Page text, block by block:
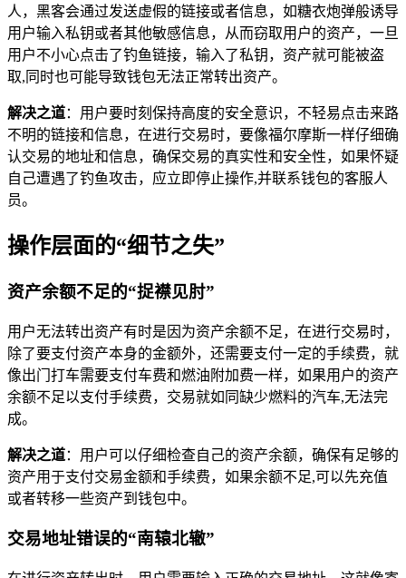
人，黑客会通过发送虚假的链接或者信息，如糖衣炮弹般诱导
用户输入私钥或者其他敏感信息，从而窃取用户的资产，一旦
用户不小心点击了钓鱼链接，输入了私钥，资产就可能被盗
取,同时也可能导致钱包无法正常转出资产。
解决之道：用户要时刻保持高度的安全意识，不轻易点击来路
不明的链接和信息，在进行交易时，要像福尔摩斯一样仔细确
认交易的地址和信息，确保交易的真实性和安全性，如果怀疑
自己遭遇了钓鱼攻击，应立即停止操作,并联系钱包的客服人
员。
操作层面的“细节之失”
资产余额不足的“捉襟见肘”
用户无法转出资产有时是因为资产余额不足，在进行交易时，
除了要支付资产本身的金额外，还需要支付一定的手续费，就
像出门打车需要支付车费和燃油附加费一样，如果用户的资产
余额不足以支付手续费，交易就如同缺少燃料的汽车,无法完
成。
解决之道：用户可以仔细检查自己的资产余额，确保有足够的
资产用于支付交易金额和手续费，如果余额不足,可以先充值
或者转移一些资产到钱包中。
交易地址错误的“南辕北辙”